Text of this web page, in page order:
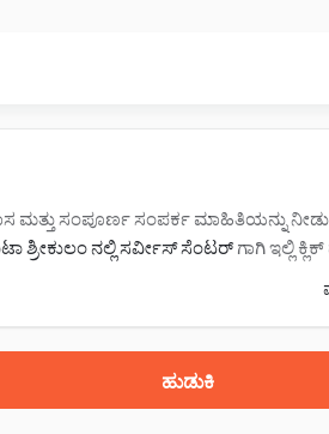
ಮತ್ತು ಸಂಪೂರ್ಣ ಸಂಪರ್ಕ ಮಾಹಿತಿಯನ್ನು
ಶ್ರೀಕುಲಂ ನಲ್ಲಿ ಸರ್ವೀಸ್‌ ಸೆಂಟರ್‌ ಗಾಗಿ ಇಲ್ಲಿ
ಹತ್ತಿರ, ಶ್ರೀಕುಲಂ, 532001ಹುಡುಕಿ